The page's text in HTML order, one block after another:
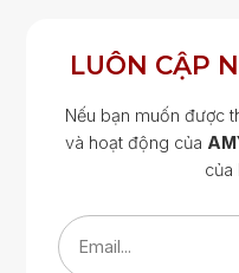
LUÔN CẬP
Nếu bạn muốn được
và hoạt động của
của
Email...